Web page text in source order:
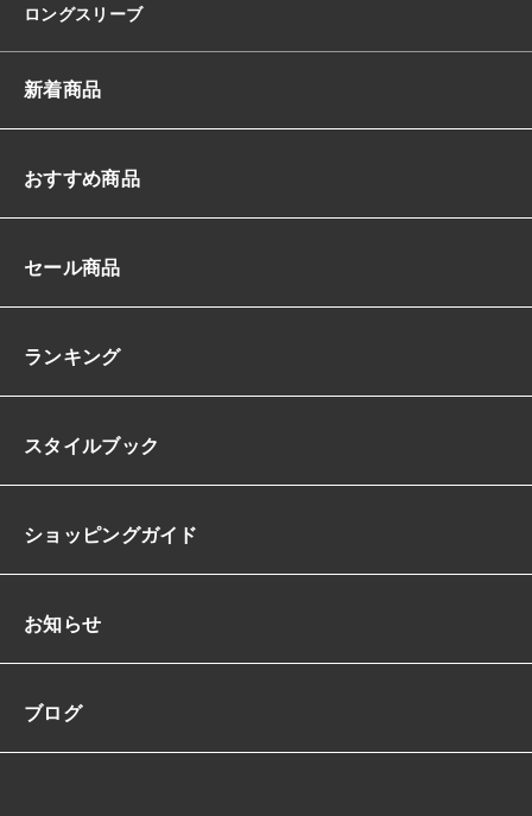
ロングスリーブ
新着商品
おすすめ商品
セール商品
ランキング
スタイルブック
ショッピングガイド
お知らせ
ブログ